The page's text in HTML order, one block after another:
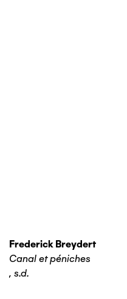
Frederick Breydert
Canal et péniches
, s.d.